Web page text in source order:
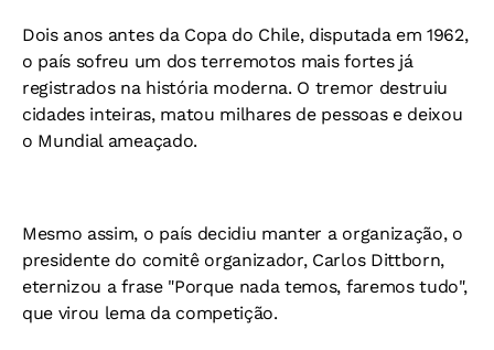
Dois anos antes da Copa do Chile, disputada em 1962,
o país sofreu um dos terremotos mais fortes já
registrados na história moderna. O tremor destruiu
cidades inteiras, matou milhares de pessoas e deixou
o Mundial ameaçado.
Mesmo assim, o país decidiu manter a organização, o
presidente do comitê organizador, Carlos Dittborn,
eternizou a frase "Porque nada temos, faremos tudo",
que virou lema da competição.